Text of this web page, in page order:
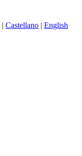
| Castellano | English